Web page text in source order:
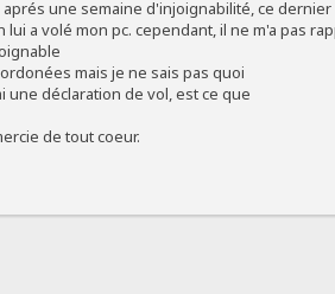
une semaine d'injoignabilité, ce
a volé mon pc. cependant, il ne m'a pas
mais je ne sais pas quoi
une déclaration de vol, est ce que
de tout coeur.